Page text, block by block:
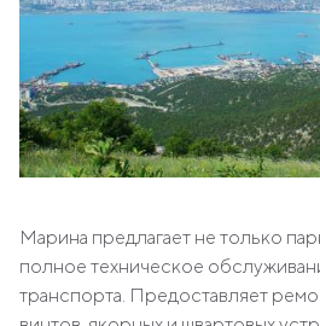
Марина предлагает не только
полное техническое
транспорта. Предоставляет